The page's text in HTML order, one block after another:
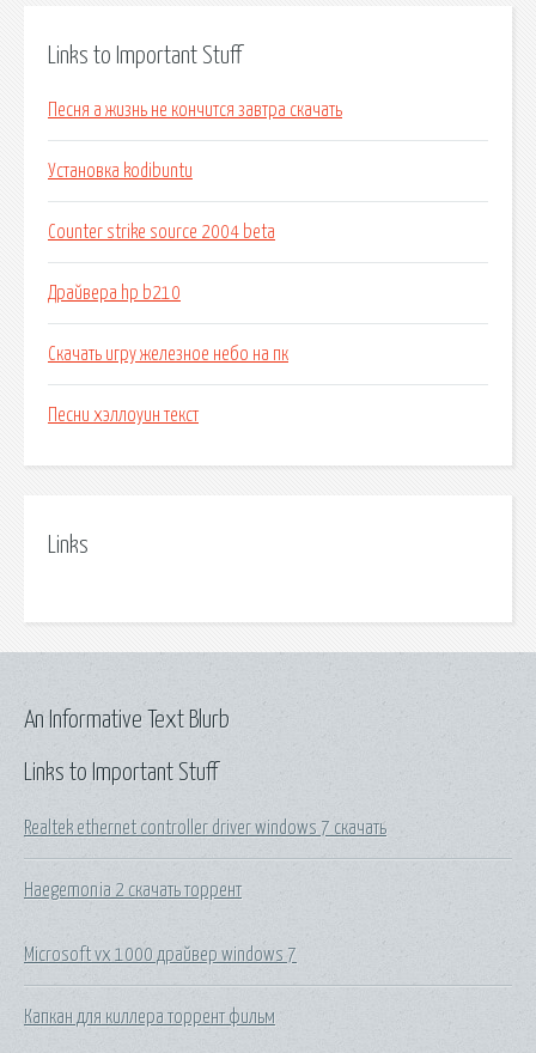
Links to Important Stuff
Песня а жизнь не кончится завтра скачать
Установка kodibuntu
Counter strike source 2004 beta
Драйвера hp b210
Скачать игру железное небо на пк
Песни хэллоуин текст
Links
Links to Important Stuff
Realtek ethernet controller driver windows 7 скачать
Haegemonia 2 скачать торрент
Microsoft vx 1000 драйвер windows 7
Капкан для киллера торрент фильм
An Informative Text Blurb